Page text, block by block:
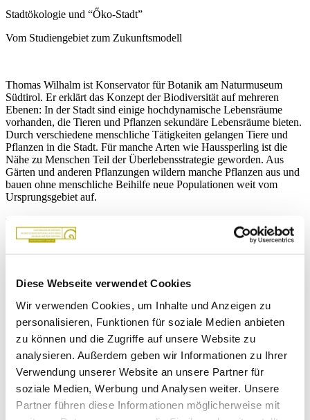
Diese Webseite verwendet Cookies
Wir verwenden Cookies, um Inhalte und Anzeigen zu
personalisieren, Funktionen für soziale Medien anbieten
zu können und die Zugriffe auf unsere Website zu
analysieren. Außerdem geben wir Informationen zu Ihrer
Verwendung unserer Website an unsere Partner für
soziale Medien, Werbung und Analysen weiter. Unsere
Partner führen diese Informationen möglicherweise mit
Stadtökologie und “Őko-Stadt”
Vom Studiengebiet zum Zukunftsmodell
Thomas Wilhalm ist Konservator für Botanik am Naturmuseum
Südtirol. Er erklärt das Konzept der Biodiversität auf mehreren
Ebenen: In der Stadt sind einige hochdynamische Lebensräume
vorhanden, die Tieren und Pflanzen sekundäre Lebensräume bieten.
Durch verschiedene menschliche Tätigkeiten gelangen Tiere und
Pflanzen in die Stadt. Für manche Arten wie Haussperling ist die
Nähe zu Menschen Teil der Überlebensstrategie geworden. Aus
Gärten und anderen Pflanzungen wildern manche Pflanzen aus und
bauen ohne menschliche Beihilfe neue Populationen weit vom
Ursprungsgebiet auf.
mehr lesen
"La fine rete in cui stiamo"
Il biologo Osvaldo Negra sulla biodiversità urbana